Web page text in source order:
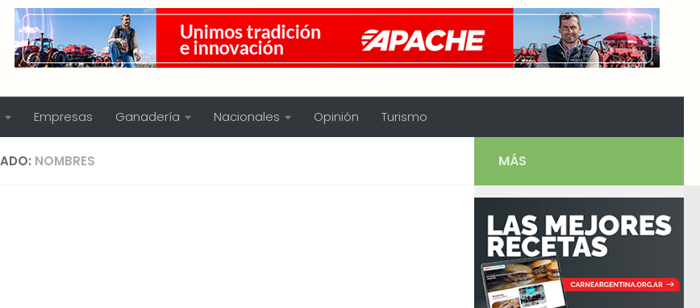
Empresas Ganadería Nacionales Opinión Turismo
NOMBRES MÁS